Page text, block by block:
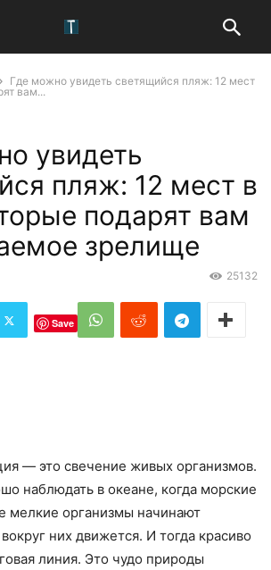
Где можно увидеть светящийся пляж: 12 мест
вам...
увидеть
пляж: 12 мест в
подарят вам
зрелище
25132
Save
— это свечение живых организмов.
наблюдать в океане, когда морские
мелкие организмы начинают
них движется. И тогда красиво
линия. Это чудо природы